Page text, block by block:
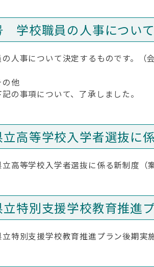
学校職員の人事について
人事について決定するものです。（
の他
項について、了承しました。
高等学校入学者選抜に
立高等学校入学者選抜に係る新制度（
立特別支援学校教育推進
立特別支援学校教育推進プラン後期